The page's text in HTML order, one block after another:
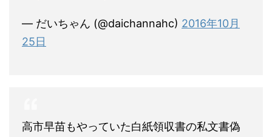
— だいちゃん (@daichannahc) 2016年10月
25日
高市早苗もやっていた白紙領収書の私文書偽